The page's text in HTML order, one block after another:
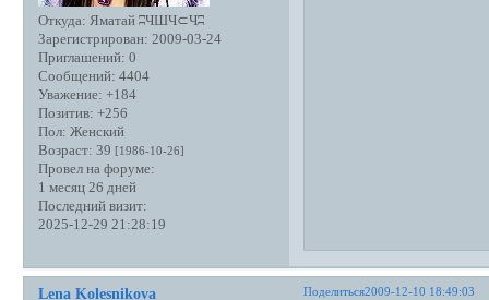
Откуда: Яматай ʭЧШЧ⊂Чʭ
Зарегистрирован: 2009-03-24
Приглашений: 0
Сообщений: 4404
Уважение: +184
Позитив: +256
Пол: Женский
Возраст: 39 [1986-10-26]
Провел на форуме:
1 месяц 26 дней
Последний визит:
2025-12-29 21:28:19
Поделиться2009-12-10 18:49:03
Lena Kolesnikova